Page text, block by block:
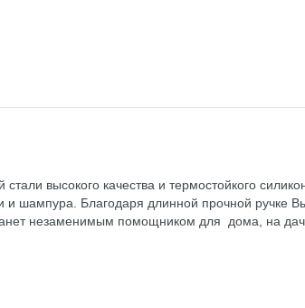
высокого качества и термостойкого
шампура. Благодаря длинной прочной ручке
незаменимым помощником для дома, на